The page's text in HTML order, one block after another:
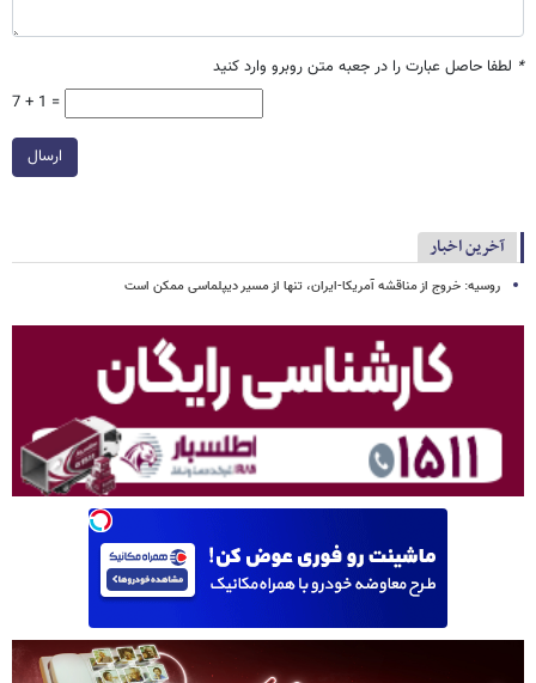
* لطفا حاصل عبارت را در جعبه متن روبرو وارد کنید
7 + 1 =
ارسال
آخرین اخبار
روسیه: خروج از مناقشه آمریکا-ایران، تنها از مسیر دیپلماسی ممکن است